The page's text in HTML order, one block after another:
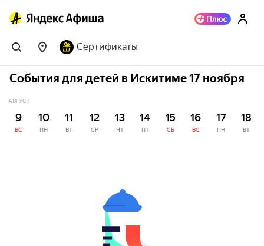
Сертификаты
События для детей в Искитиме 17 ноября
АВГУСТ
9
ВС
10
ПН
11
ВТ
12
СР
13
ЧТ
14
ПТ
15
СБ
16
ВС
17
ПН
18
ВТ